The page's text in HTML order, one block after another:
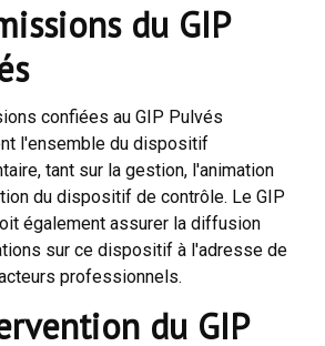
du GIP
confiées au GIP Pulvés
l'ensemble du dispositif
tant sur la gestion, l'animation
du dispositif de contrôle. Le GIP
également assurer la diffusion
sur ce dispositif à l'adresse de
professionnels.
du GIP